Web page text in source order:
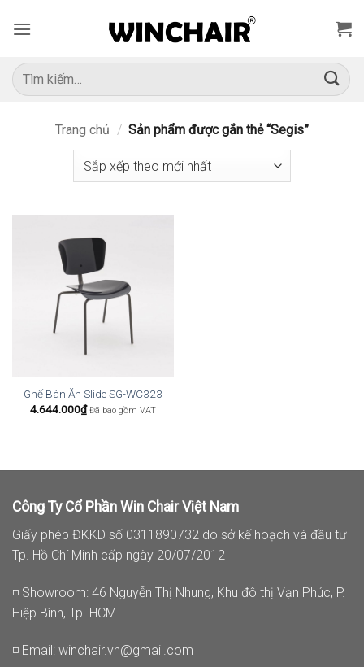
qua
dung
Tìm
kiếm:
Trang chủ / Sản phẩm được gắn thẻ “Segis”
Ghế Bàn Ăn Slide SG-WC323
4.644.000₫ Đã bao gồm VAT
Công Ty Cổ Phần Win Chair Việt Nam
Giấy phép ĐKKD số 0311890732 do sở kế hoạch và đầu tư
Tp. Hồ Chí Minh cấp ngày 20/07/2012
◽ Showroom: 46 Nguyễn Thị Nhung, Khu đô thị Vạn Phúc, P.
Hiệp Bình, Tp. HCM
◽ Email: winchair.vn@gmail.com